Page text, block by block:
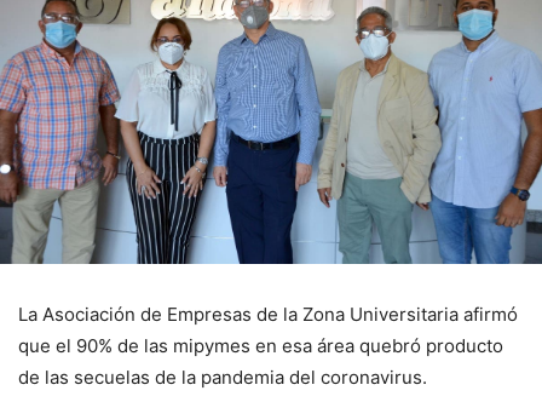
La Asociación de Empresas de la Zona Universitaria afirmó
que el 90% de las mipymes en esa área quebró producto
de las secuelas de la pandemia del coronavirus.